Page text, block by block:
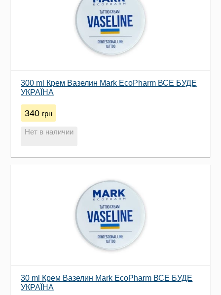
300 ml Крем Вазелин Mark EcoPharm ВСЕ БУДЕ
УКРАЇНА
340 грн
Нет в наличии
30 ml Крем Вазелин Mark EcoPharm ВСЕ БУДЕ
УКРАЇНА